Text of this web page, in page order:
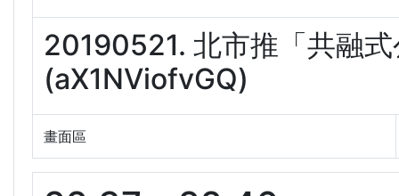
20190521. 北市推「共融
(aX1NViofvGQ)
畫面區